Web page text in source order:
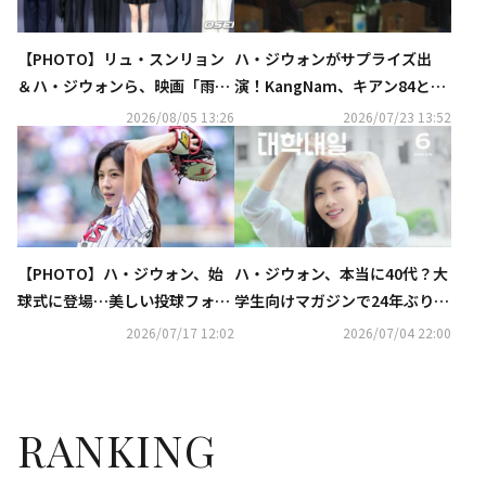
【PHOTO】リュ・スンリョン
＆ハ・ジウォンら、映画「雨
光」制作発表会に出席2026/08/05 13:26
ハ・ジウォンがサプライズ出
演！KangNam、キアン84との
コラボ曲「チキンと彼女」MV
公開
2026/07/23 13:52
【PHOTO】ハ・ジウォン、始
球式に登場…美しい投球フォー
2026/07/17 12:02
ハ・ジウォン、本当に40代？大
学生向けマガジンで24年ぶりに
表紙モデルを務め話題2026/07/04 22:00
RANKING